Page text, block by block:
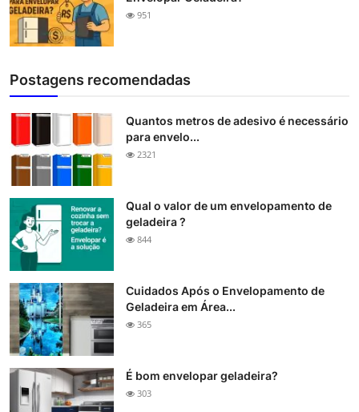
951
Postagens recomendadas
Quantos metros de adesivo é necessário
para envelo...
2321
Qual o valor de um envelopamento de
geladeira ?
844
Cuidados Após o Envelopamento de
Geladeira em Área...
365
É bom envelopar geladeira?
303